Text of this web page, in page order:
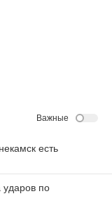
Важные
есть
ударов по